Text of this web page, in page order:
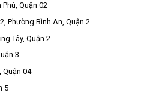
Quận 02
Phường Bình An, Quận 2
Tây, Quận 2
3
Quận 04
5